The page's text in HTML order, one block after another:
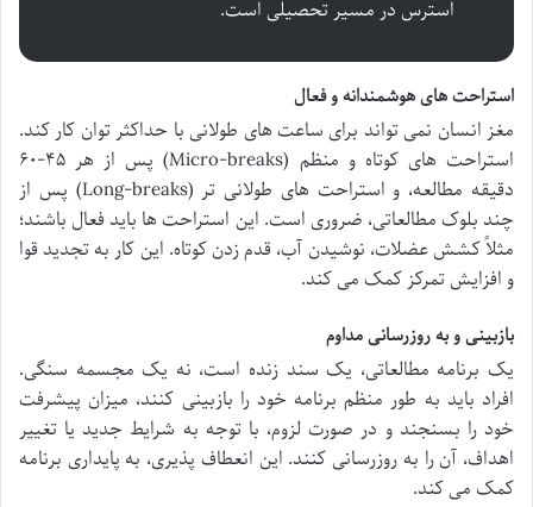
استرس در مسیر تحصیلی است.
استراحت های هوشمندانه و فعال
مغز انسان نمی تواند برای ساعت های طولانی با حداکثر توان کار کند.
استراحت های کوتاه و منظم (Micro-breaks) پس از هر ۴۵-۶۰
دقیقه مطالعه، و استراحت های طولانی تر (Long-breaks) پس از
چند بلوک مطالعاتی، ضروری است. این استراحت ها باید فعال باشند؛
مثلاً کشش عضلات، نوشیدن آب، قدم زدن کوتاه. این کار به تجدید قوا
و افزایش تمرکز کمک می کند.
بازبینی و به روزرسانی مداوم
یک برنامه مطالعاتی، یک سند زنده است، نه یک مجسمه سنگی.
افراد باید به طور منظم برنامه خود را بازبینی کنند، میزان پیشرفت
خود را بسنجند و در صورت لزوم، با توجه به شرایط جدید یا تغییر
اهداف، آن را به روزرسانی کنند. این انعطاف پذیری، به پایداری برنامه
کمک می کند.